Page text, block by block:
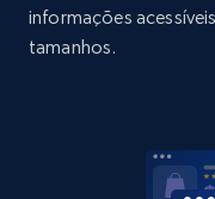
2.1K+
Home Depot US
specific category
informações
tamanhos.